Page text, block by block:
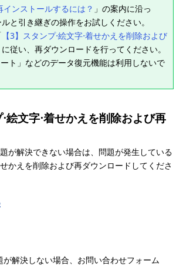
インストールするには？ 」の案内に沿っ
と引き継ぎの操作をお試しください。
【3】スタンプ⋅絵文字⋅着せかえを削除および
に従い、再ダウンロードを行ってください。
ト」などのデータ復元機能は利用しないで
⋅絵文字⋅着せかえを削除および再
が解決できない場合は、問題が発生している
かえを削除および再ダウンロードしてくださ
解決しない場合、お問い合わせフォーム